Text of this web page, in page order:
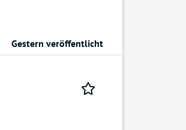
Gestern veröffentlicht